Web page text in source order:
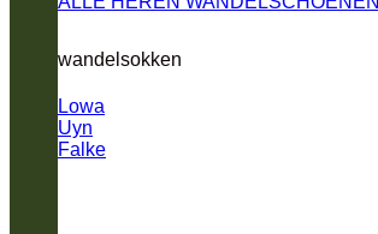
wandelsokken
Lowa
Uyn
Falke